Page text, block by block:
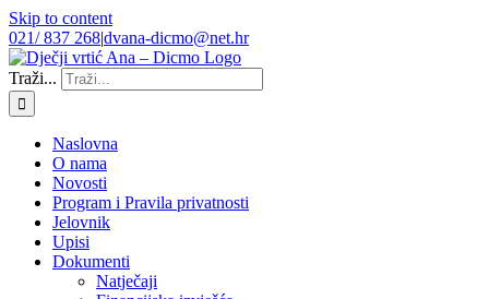
Skip to content
021/ 837 268|dvana-dicmo@net.hr
Traži...
Naslovna
O nama
Novosti
Program i Pravila privatnosti
Jelovnik
Upisi
Dokumenti
Natječaji